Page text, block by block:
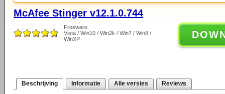
McAfee Stinger v12.1.0.744
Freeware
Vista / Win10 / Win2k / Win7 / Win8 /
WinXP
Beschrijving Informatie Alle versies Reviews